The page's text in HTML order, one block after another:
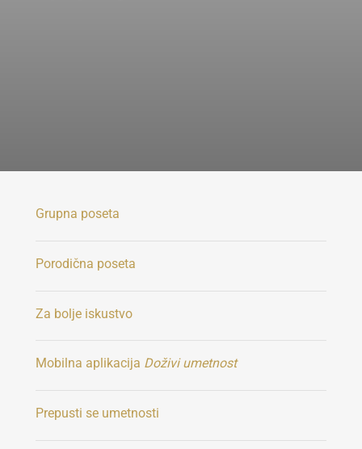
Grupna poseta
Porodična poseta
Za bolje iskustvo
Mobilna aplikacija Doživi umetnost
Prepusti se umetnosti